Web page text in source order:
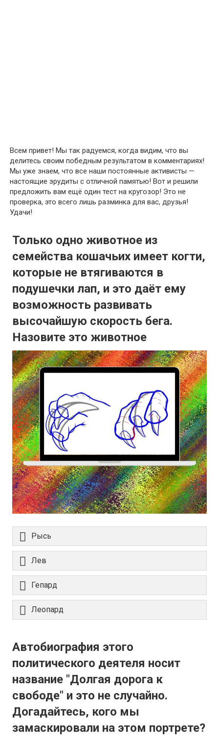
Всем привет! Мы так радуемся, когда видим, что вы
делитесь своим победным результатом в комментариях!
Мы уже знаем, что все наши постоянные активисты —
настоящие эрудиты с отличной памятью! Вот и решили
предложить вам ещё один тест на кругозор! Это не
проверка, это всего лишь разминка для вас, друзья!
Удачи!
Только одно животное из
семейства кошачьих имеет когти,
которые не втягиваются в
подушечки лап, и это даёт ему
возможность развивать
высочайшую скорость бега.
Назовите это животное
Рысь
Лев
Гепард
Леопард
Автобиография этого
политического деятеля носит
название "Долгая дорога к
свободе" и это не случайно.
Догадайтесь, кого мы
замаскировали на этом портрете?